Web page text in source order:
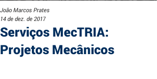
Serviços MecTRIA:
Projetos Mecânicos
João Marcos Prates
14 de dez. de 2017